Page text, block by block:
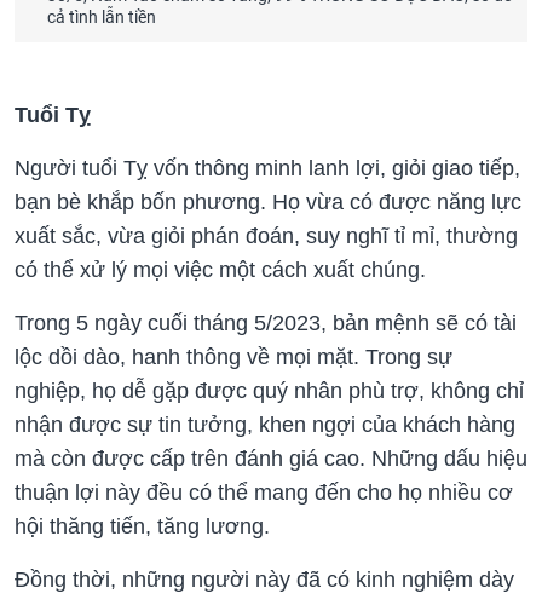
cả tình lẫn tiền
Tuổi Tỵ
bạn bè khắp bốn phương. Họ vừa có được năng lực
xuất sắc, vừa giỏi phán đoán, suy nghĩ tỉ mỉ, thường
lộc dồi dào, hanh thông về mọi mặt. Trong sự
nghiệp, họ dễ gặp được quý nhân phù trợ, không chỉ
nhận được sự tin tưởng, khen ngợi của khách hàng
mà còn được cấp trên đánh giá cao. Những dấu hiệu
thuận lợi này đều có thể mang đến cho họ nhiều cơ
Đồng thời, những người này đã có kinh nghiệm dày